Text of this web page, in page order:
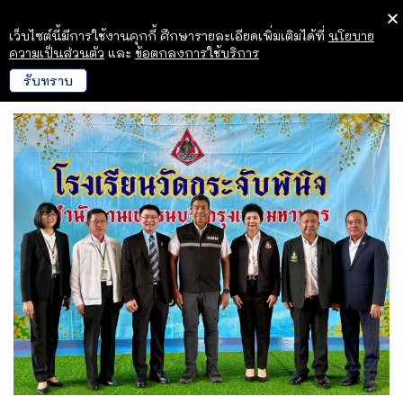
เว็บไซต์นี้มีการใช้งานคุกกี้ ศึกษารายละเอียดเพิ่มเติมได้ที่ นโยบาย
ความเป็นส่วนตัว และ ข้อตกลงการใช้บริการ
รับทราบ